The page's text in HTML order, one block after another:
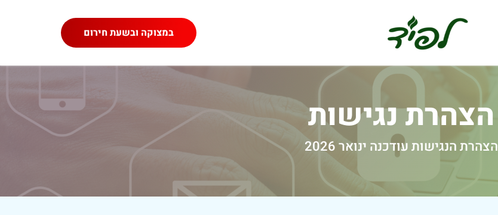
במצוקה ובשעת חירום
הצהרת נגישות
הצהרת הנגישות עודכנה ינואר 2026